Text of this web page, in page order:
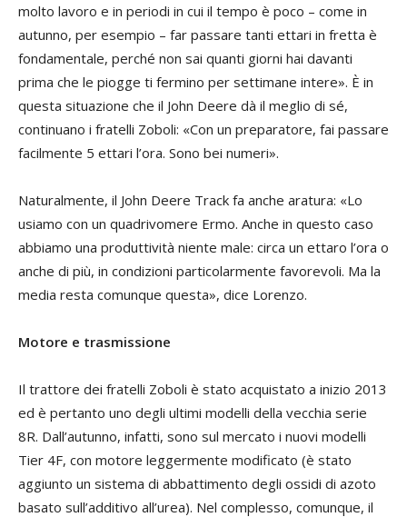
molto lavoro e in periodi in cui il tempo è poco – come in
autunno, per esempio – far passare tanti ettari in fretta è
fondamentale, perché non sai quanti giorni hai davanti
prima che le piogge ti fermino per settimane intere». È in
questa situazione che il John Deere dà il meglio di sé,
continuano i fratelli Zoboli: «Con un preparatore, fai passare
facilmente 5 ettari l’ora. Sono bei numeri».
Naturalmente, il John Deere Track fa anche aratura: «Lo
usiamo con un quadrivomere Ermo. Anche in questo caso
abbiamo una produttività niente male: circa un ettaro l’ora o
anche di più, in condizioni particolarmente favorevoli. Ma la
media resta comunque questa», dice Lorenzo.
Motore e trasmissione
Il trattore dei fratelli Zoboli è stato acquistato a inizio 2013
ed è pertanto uno degli ultimi modelli della vecchia serie
8R. Dall’autunno, infatti, sono sul mercato i nuovi modelli
Tier 4F, con motore leggermente modificato (è stato
aggiunto un sistema di abbattimento degli ossidi di azoto
basato sull’additivo all’urea). Nel complesso, comunque, il